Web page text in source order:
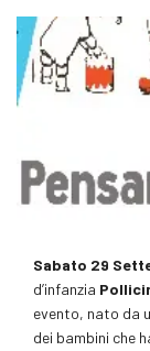
Sabato 29
d’infanzia
evento, nato da
dei bambini che